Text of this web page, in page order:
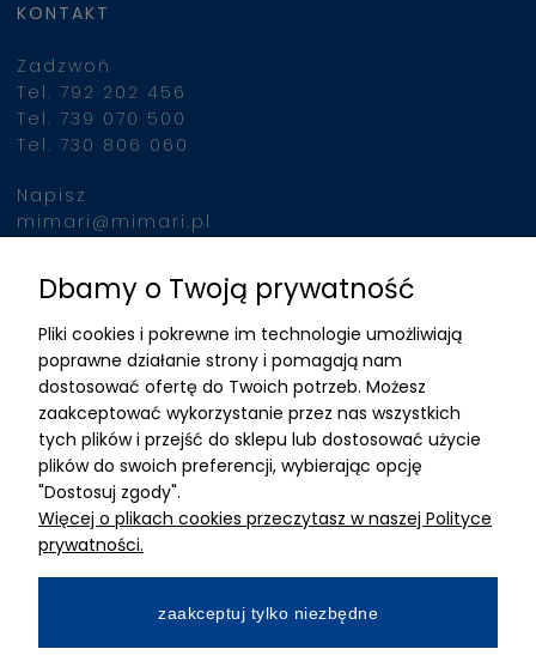
KONTAKT
Zadzwoń
Tel. 792 202 456
Tel. 739 070 500
Tel. 730 806 060
Napisz
mimari@mimari.pl
Znajdziesz nas
ADRES
MIMARI sp z o.o.
ul. Kurkowa 12
50-210 Wrocław
Dane rejestracyjne
NIP:8982325327
Wpłacony w całości
Dbamy o Twoją prywatność
Pliki cookies i pokrewne im technologie umożliwiają
poprawne działanie strony i pomagają nam
dostosować ofertę do Twoich potrzeb. Możesz
zaakceptować wykorzystanie przez nas wszystkich
tych plików i przejść do sklepu lub dostosować użycie
plików do swoich preferencji, wybierając opcję
"Dostosuj zgody".
Więcej o plikach cookies przeczytasz w naszej Polityce
prywatności.
zaakceptuj tylko niezbędne